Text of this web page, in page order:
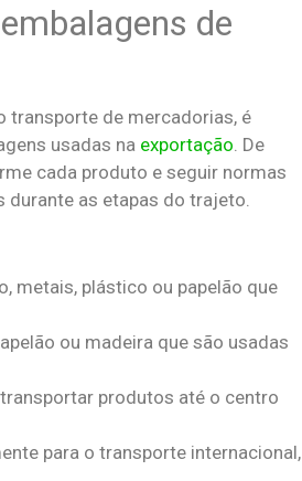
de
transporte de mercadorias, é
usadas na exportação. De
cada produto e seguir normas
durante as etapas do trajeto.
metais, plástico ou papelão que
ou madeira que são usadas
produtos até o centro
para o transporte internacional,